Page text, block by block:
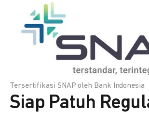
Tersertifikasi SNAP oleh Bank Indonesia
Siap Patuh